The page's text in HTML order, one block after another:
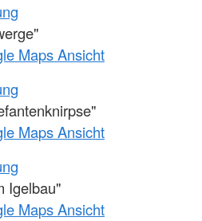
Maps Ansicht
Maps Ansicht
Igelbau"
Maps Ansicht